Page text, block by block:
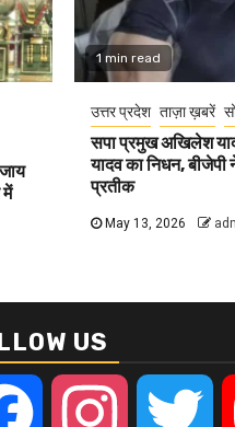
में
1 min read
उत्तर प्रदेश ताज़ा ख़बरें
सपा प्रमुख अखिलेश
यादव का निधन, बीजेपी
प्रतीक
May 13, 2026
US
Facebook Instagram